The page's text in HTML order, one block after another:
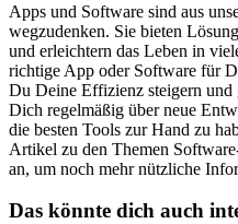
Apps und Software sind aus
wegzudenken. Sie bieten
und erleichtern das Leben in
richtige App oder Software für
Du Deine Effizienz steigern
Dich regelmäßig über neue
die besten Tools zur Hand zu
Artikel zu den Themen
an, um noch mehr nützliche
Das könnte dich auch